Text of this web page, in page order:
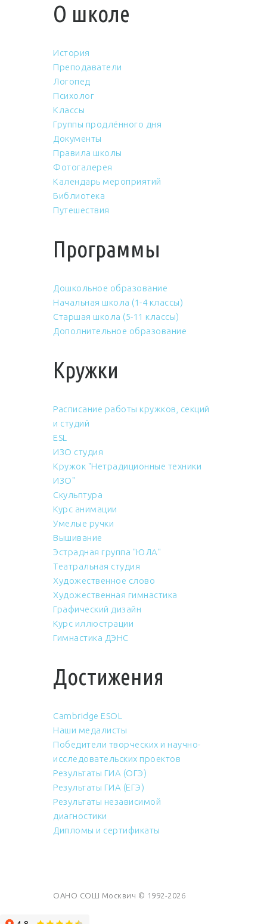
О школе
История
Преподаватели
Логопед
Психолог
Классы
Группы продлённого дня
Документы
Правила школы
Фотогалерея
Календарь мероприятий
Библиотека
Путешествия
Программы
Дошкольное образование
Начальная школа (1-4 классы)
Старшая школа (5-11 классы)
Дополнительное образование
Кружки
Расписание работы кружков, секций
и студий
ESL
ИЗО студия
Кружок "Нетрадиционные техники
ИЗО"
Скульптура
Курс анимации
Умелые ручки
Вышивание
Эстрадная группа "ЮЛА"
Театральная студия
Художественное слово
Художественная гимнастика
Графический дизайн
Курс иллюстрации
Гимнастика ДЭНС
Достижения
Cambridge ESOL
Наши медалисты
Победители творческих и научно-
исследовательских проектов
Результаты ГИА (ОГЭ)
Результаты ГИА (ЕГЭ)
Результаты независимой
диагностики
Дипломы и сертификаты
ОАНО СОШ Москвич © 1992-2026